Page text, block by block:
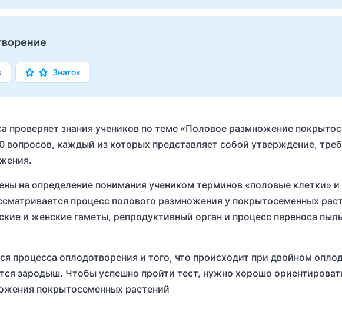
Знаток
проверяет знания учеников по теме «Половое размножение
вопросов, каждый из которых представляет собой утверждение,
на определение понимания учеником терминов «половые клетки» и
процесс полового размножения у покрытосеменных
и женские гаметы, репродуктивный орган и процесс переноса
процесса оплодотворения и того, что происходит при двойном
зародыш. Чтобы успешно пройти тест, нужно хорошо
покрытосеменных растений